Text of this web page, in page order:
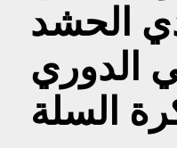
الحشد
الدوري